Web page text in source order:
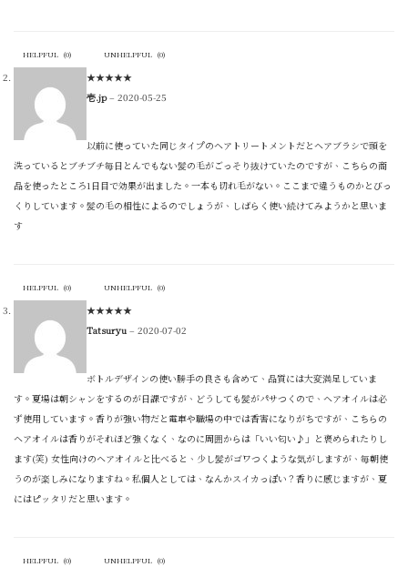
HELPFUL (0) UNHELPFUL (0)
★★★★★
壱.jp– 2020-05-25
以前に使っていた同じタイプのヘアトリートメントだとヘアブラシで頭を
洗っているとブチブチ毎日とんでもない髪の毛がごっそり抜けていたのですが、こちらの商
品を使ったところ1日目で効果が出ました。一本も切れ毛がない。ここまで違うものかとびっ
くりしています。髪の毛の相性によるのでしょうが、しばらく使い続けてみようかと思いま
す
HELPFUL (0) UNHELPFUL (0)
★★★★★
Tatsuryu – 2020-07-02
ボトルデザインの使い勝手の良さも含めて、品質には大変満足していま
す。夏場は朝シャンをするのが日課ですが、どうしても髪がパサつくので、ヘアオイルは必
ず使用しています。香りが強い物だと電車や職場の中では香害になりがちですが、こちらの
ヘアオイルは香りがそれほど強くなく、なのに周囲からは「いい匂い♪」と褒められたりし
ます(笑) 女性向けのヘアオイルと比べると、少し髪がゴワつくような気がしますが、毎朝使
うのが楽しみになりますね。私個人としては、なんかスイカっぽい？香りに感じますが、夏
にはピッタリだと思います。
HELPFUL (0) UNHELPFUL (0)